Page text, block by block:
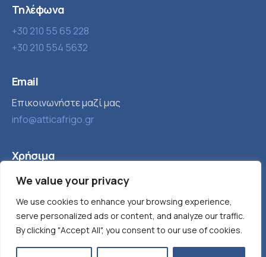
We value your privacy
We use cookies to enhance your browsing experience,
serve personalized ads or content, and analyze our traffic.
By clicking "Accept All", you consent to our use of cookies.
Τηλέφωνα
+30 210 55 65 228
+30 210 554 5632
Email
Επικοινωνήστε μαζί μας
info@atticafrigo.gr
Χρήσιμα
Εταιρία
Τα νέα μας
Προϊόντα
Παγομηχανές
Κλιματισμός